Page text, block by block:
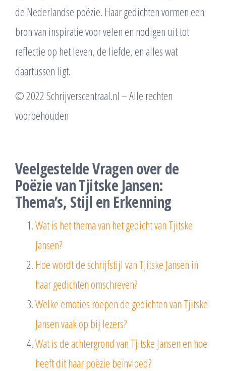
de Nederlandse poëzie. Haar gedichten vormen een
bron van inspiratie voor velen en nodigen uit tot
reflectie op het leven, de liefde, en alles wat
daartussen ligt.
© 2022 Schrijverscentraal.nl – Alle rechten
voorbehouden
Veelgestelde Vragen over de
Poëzie van Tjitske Jansen:
Thema’s, Stijl en Erkenning
Wat is het thema van het gedicht van Tjitske
Jansen?
Hoe wordt de schrijfstijl van Tjitske Jansen in
haar gedichten omschreven?
Welke emoties roepen de gedichten van Tjitske
Jansen vaak op bij lezers?
Wat is de achtergrond van Tjitske Jansen en hoe
heeft dit haar poëzie beïnvloed?